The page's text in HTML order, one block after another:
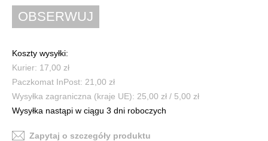
Koszty wysyłki:
Kurier: 17,00 zł
Paczkomat InPost: 21,00 zł
Wysyłka zagraniczna (kraje UE): 25,00 zł / 5,00 zł
Wysyłka nastąpi w ciągu 3 dni roboczych
Zapytaj o szczegóły produktu